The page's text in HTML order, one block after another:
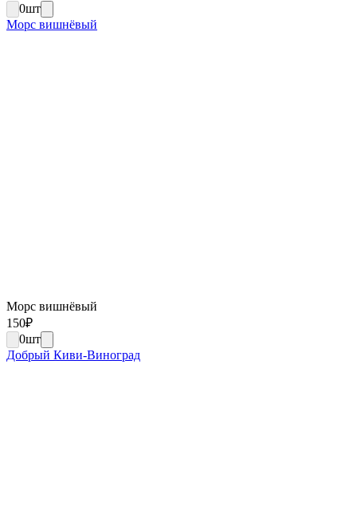
0шт
Морс вишнёвый
Морс вишнёвый
150₽
0шт
Добрый Киви-Виноград